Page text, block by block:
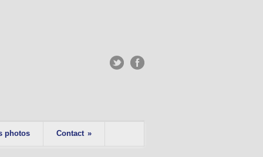
photos Contact »